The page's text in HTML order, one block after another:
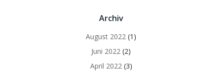
Archiv
August 2022 (1)
Juni 2022 (2)
April 2022 (3)